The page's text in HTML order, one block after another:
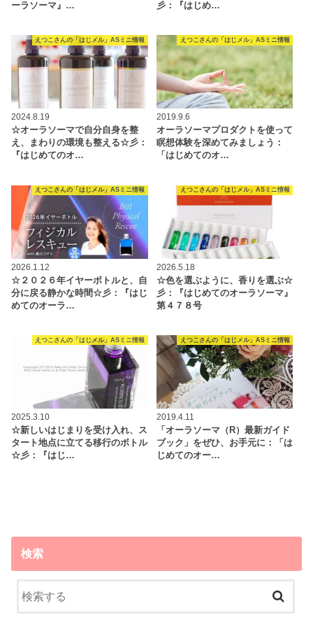
ーラソーマ』…
彡：『はじめ…
えつこさんの「はじメル」ASミニ情報
2024.8.19
☆オーラソーマで自分自身を整
え、まわりの環境も整える☆彡：
『はじめてのオ…
えつこさんの「はじメル」ASミニ情報
2019.9.6
オーラソーマプロダクトを使って
瞑想体験を深めてみましょう：
「はじめてのオ…
えつこさんの「はじメル」ASミニ情報
2026.1.12
☆２０２６年イヤーボトルと、自
分に戻る静かな時間☆彡：『はじ
めてのオーラ…
えつこさんの「はじメル」ASミニ情報
2026.5.18
☆色を選ぶように、香りを選ぶ☆
彡：『はじめてのオーラソーマ』
第４７８号
えつこさんの「はじメル」ASミニ情報
2025.3.10
☆新しいはじまりを受け入れ、ス
タート地点に立てる移行のボトル
☆彡：『はじ…
えつこさんの「はじメル」ASミニ情報
2019.4.11
「オーラソーマ（R）最新ガイド
ブック」をぜひ、お手元に：「は
じめてのオー…
検索